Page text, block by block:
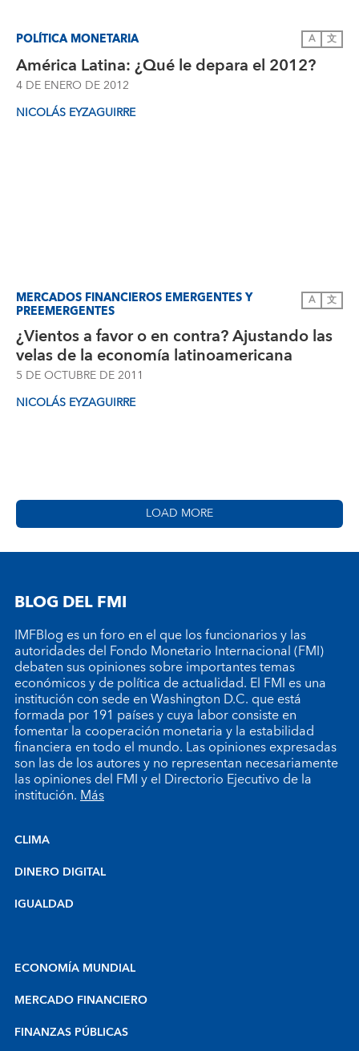
POLÍTICA MONETARIA A 文
América Latina: ¿Qué le depara el 2012?
4 DE ENERO DE 2012
NICOLÁS EYZAGUIRRE
MERCADOS FINANCIEROS EMERGENTES Y
PREEMERGENTES
A 文
¿Vientos a favor o en contra? Ajustando las
velas de la economía latinoamericana
5 DE OCTUBRE DE 2011
NICOLÁS EYZAGUIRRE
LOAD MORE
BLOG DEL FMI
IMFBlog es un foro en el que los funcionarios y las
autoridades del Fondo Monetario Internacional (FMI)
debaten sus opiniones sobre importantes temas
económicos y de política de actualidad. El FMI es una
institución con sede en Washington D.C. que está
formada por 191 países y cuya labor consiste en
fomentar la cooperación monetaria y la estabilidad
financiera en todo el mundo. Las opiniones expresadas
son las de los autores y no representan necesariamente
las opiniones del FMI y el Directorio Ejecutivo de la
institución.Más
CLIMA
DINERO DIGITAL
IGUALDAD
ECONOMÍA MUNDIAL
MERCADO FINANCIERO
FINANZAS PÚBLICAS